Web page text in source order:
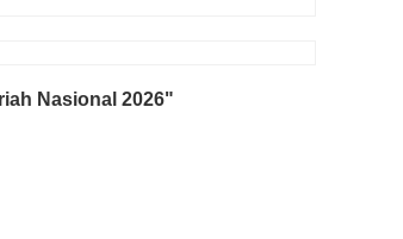
Nasional 2026"